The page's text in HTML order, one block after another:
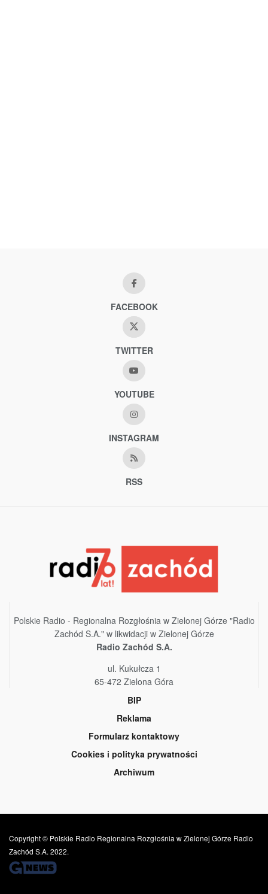
FACEBOOK
TWITTER
YOUTUBE
INSTAGRAM
RSS
Polskie Radio - Regionalna Rozgłośnia w Zielonej Górze "Radio
Zachód S.A." w likwidacji w Zielonej Górze
Radio Zachód S.A.
ul. Kukułcza 1
65-472 Zielona Góra
BIP
Reklama
Formularz kontaktowy
Cookies i polityka prywatności
Archiwum
Copyright © Polskie Radio Regionalna Rozgłośnia w Zielonej Górze Radio
Zachód S.A. 2022.